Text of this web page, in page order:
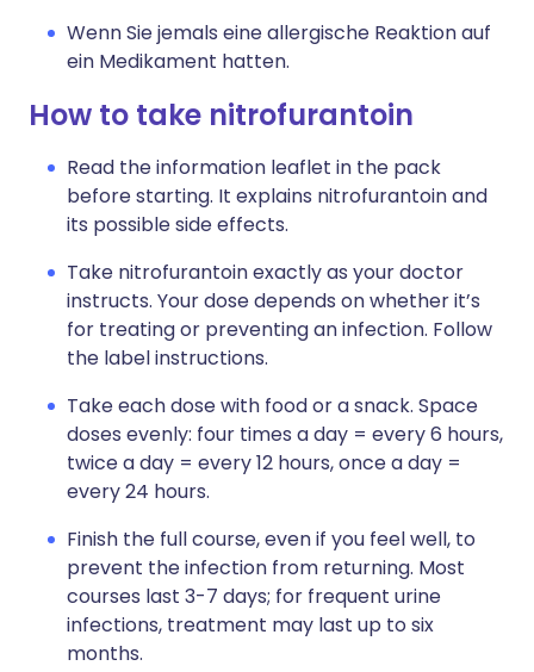
Wenn Sie jemals eine allergische Reaktion auf
ein Medikament hatten.
How to take nitrofurantoin
Read the information leaflet in the pack
before starting. It explains nitrofurantoin and
its possible side effects.
Take nitrofurantoin exactly as your doctor
instructs. Your dose depends on whether it’s
for treating or preventing an infection. Follow
the label instructions.
Take each dose with food or a snack. Space
doses evenly: four times a day = every 6 hours,
twice a day = every 12 hours, once a day =
every 24 hours.
Finish the full course, even if you feel well, to
prevent the infection from returning. Most
courses last 3-7 days; for frequent urine
infections, treatment may last up to six
months.